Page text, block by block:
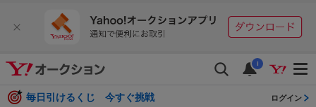
i
毎日引けるくじ 今すぐ挑戦 ログイン